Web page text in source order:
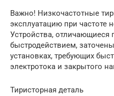
Важно! Низкочастотные
эксплуатацию при частоте
Устройства,
быстродействием,
установках, требующих
электротока и закрытого
Тиристорная деталь